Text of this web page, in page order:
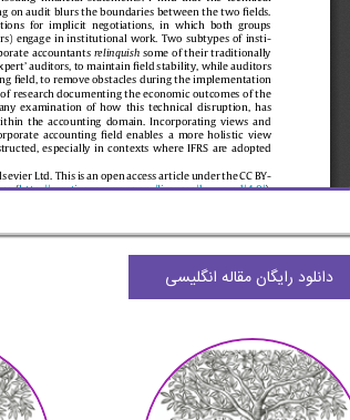
دانلود رایگان مقاله انگلیسی